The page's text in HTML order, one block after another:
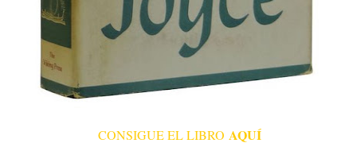
CONSIGUE EL LIBRO AQUÍ